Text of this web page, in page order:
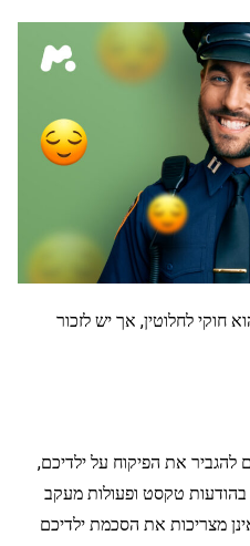
חוקי לחלוטין, אך יש לזכור
להגביר את הפיקוח על ילדיכם,
בהודעות טקסט ופעולות מעקב
מצריכות את הסכמת ילדיכם